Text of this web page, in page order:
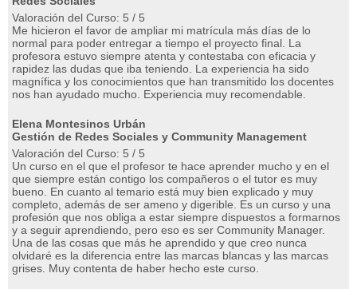
Valoración del Curso: 5 / 5
Me hicieron el favor de ampliar mi matrícula más días de lo
normal para poder entregar a tiempo el proyecto final. La
profesora estuvo siempre atenta y contestaba con eficacia y
rapidez las dudas que iba teniendo. La experiencia ha sido
magnífica y los conocimientos que han transmitido los docentes
nos han ayudado mucho. Experiencia muy recomendable.
Elena Montesinos Urbán
Gestión de Redes Sociales y Community Management
Valoración del Curso: 5 / 5
Un curso en el que el profesor te hace aprender mucho y en el
que siempre están contigo los compañeros o el tutor es muy
bueno. En cuanto al temario está muy bien explicado y muy
completo, además de ser ameno y digerible. Es un curso y una
profesión que nos obliga a estar siempre dispuestos a formarnos
y a seguir aprendiendo, pero eso es ser Community Manager.
Una de las cosas que más he aprendido y que creo nunca
olvidaré es la diferencia entre las marcas blancas y las marcas
grises. Muy contenta de haber hecho este curso.